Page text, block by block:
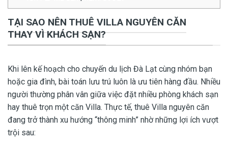
TẠI SAO NÊN THUÊ VILLA NGUYÊN CĂN
THAY VÌ KHÁCH SẠN?
Khi lên kế hoạch cho chuyến du lịch Đà Lạt cùng nhóm bạn
hoặc gia đình, bài toán lưu trú luôn là ưu tiên hàng đầu. Nhiều
người thường phân vân giữa việc đặt nhiều phòng khách sạn
hay thuê trọn một căn Villa. Thực tế, thuê Villa nguyên căn
đang trở thành xu hướng “thông minh” nhờ những lợi ích vượt
trội sau: